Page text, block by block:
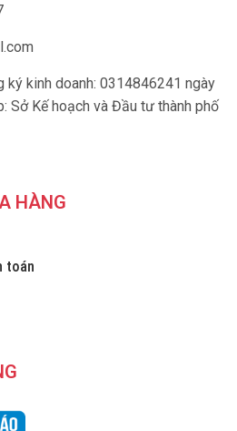
ký kinh doanh: 0314846241 ngày
Sở Kế hoạch và Đầu tư thành phố
HÀNG
toán